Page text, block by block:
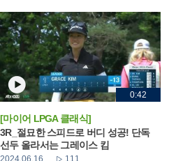
0:42
[마이어 LPGA 클래식]
3R_절묘한 스피드로 버디 성공! 단독
선두 올라서는 그레이스 킴
2024.06.16 111